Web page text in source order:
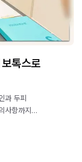
톡스로
과 두피
사항까지